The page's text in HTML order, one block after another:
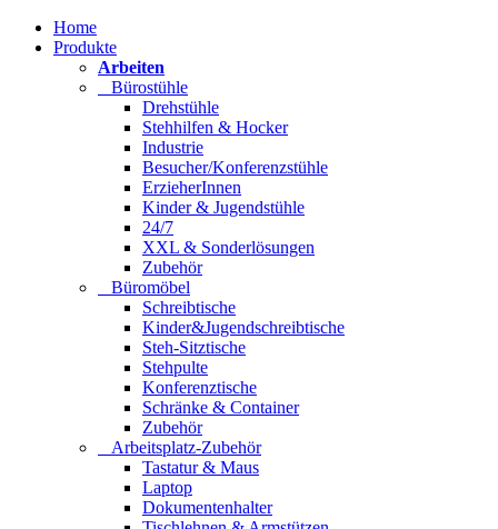
Home
Produkte
Arbeiten
Bürostühle
Drehstühle
Stehhilfen & Hocker
Industrie
Besucher/Konferenzstühle
ErzieherInnen
Kinder & Jugendstühle
24/7
XXL & Sonderlösungen
Zubehör
Büromöbel
Schreibtische
Kinder&Jugendschreibtische
Steh-Sitztische
Stehpulte
Konferenztische
Schränke & Container
Zubehör
Arbeitsplatz-Zubehör
Tastatur & Maus
Laptop
Dokumentenhalter